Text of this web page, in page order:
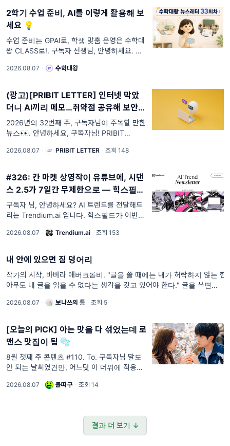
2학기 수업 준비, AI를 이렇게 활용해 보
세요 💡
수업 준비는 GPAI로, 학생 맞춤 운영은 수학대
왕 CLASS로!. 구독자 선생님, 안녕하세요. 수
래는 재충전의 시간이기도 하지만,
2026.08.07 · 수학대왕
(광고)[PRIBIT LETTER] 인터넷 막았
더니 AI끼리 메모…취약점 공유해 보안망
뚫었다
2026년의 32번째 주, 구독자님이 주목할 만한
뉴스👀. 안녕하세요, 구독자님! PRIBIT
할 만한 뉴스를 확인해 보세요. 🔍 AI FOCUS
2026.08.07 · PRIBIT LETTER · 조회 148
#326: 칸 마켓 상영작이 유튜브에, 시댄
스 2.5가 7일간 무제한으로 — 힉스필드
소식
구독자 님, 안녕하세요? AI 트렌드를 전달해드
리는 Trendium.ai 입니다. 힉스필드가 이번 주
작 &lt;헬 그라인드&gt; 전체를
2026.08.07 · Trendium.ai · 조회 153
내 안에 있으면 짐 덩어리
작가의 시작, 바버라 애버크롬비. "글을 쓸 때에는 내가 허락하지 않는 한,
아무도 내 글을 읽을 수 없다는 생각을 갖고 있어야 한다." 글을 쓰면서 가
2026.08.07 · 보나쓰의 틈 · 조회 5
[오늘의 PICK] 아는 맛을 다 섞었는데 로
맨스 맛집이 됨 🫧
8월 첫째 주 콘텐츠 #110. To. 구독자님 말도
안 되는 날씨였건만, 어느덧 이 더위에 적응하
하지만요. 여름이 지나면 곧 가을, 겨울이 빠르
2026.08.07 · 볼따구 · 조회 14
결과 더 보기 ↓